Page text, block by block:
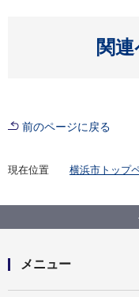
関
前のページに戻る
現在位置 横浜市トップ
居宅・施設サ
メニュー